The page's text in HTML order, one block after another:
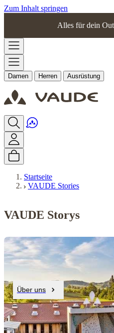
Zum Inhalt springen
Alles für dein
Damen Herren Ausrüstung
Startseite
VAUDE Stories
VAUDE Storys
Über uns